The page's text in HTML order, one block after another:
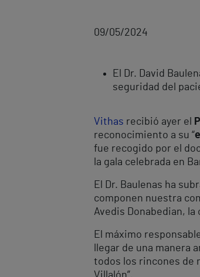
09/05/2024
El Dr. David
seguridad del
Vithas recibió ayer el
reconocimiento a su “
fue recogido por el
la gala celebrada en
El Dr. Baulenas ha
componen nuestra
Avedis Donabedian,
El máximo
llegar de una
todos los rincones de